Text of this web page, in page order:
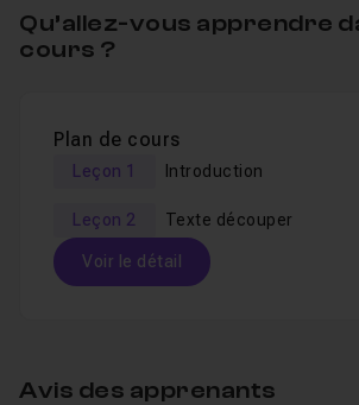
Je reste également à votre disposition
questions ou demandes de tutoriels en
Qu’allez-vous apprendre
cours ?
Plan de cours
Leçon 1 Introduction
Leçon 2 Texte découper
Voir le détail
Avis des apprenants